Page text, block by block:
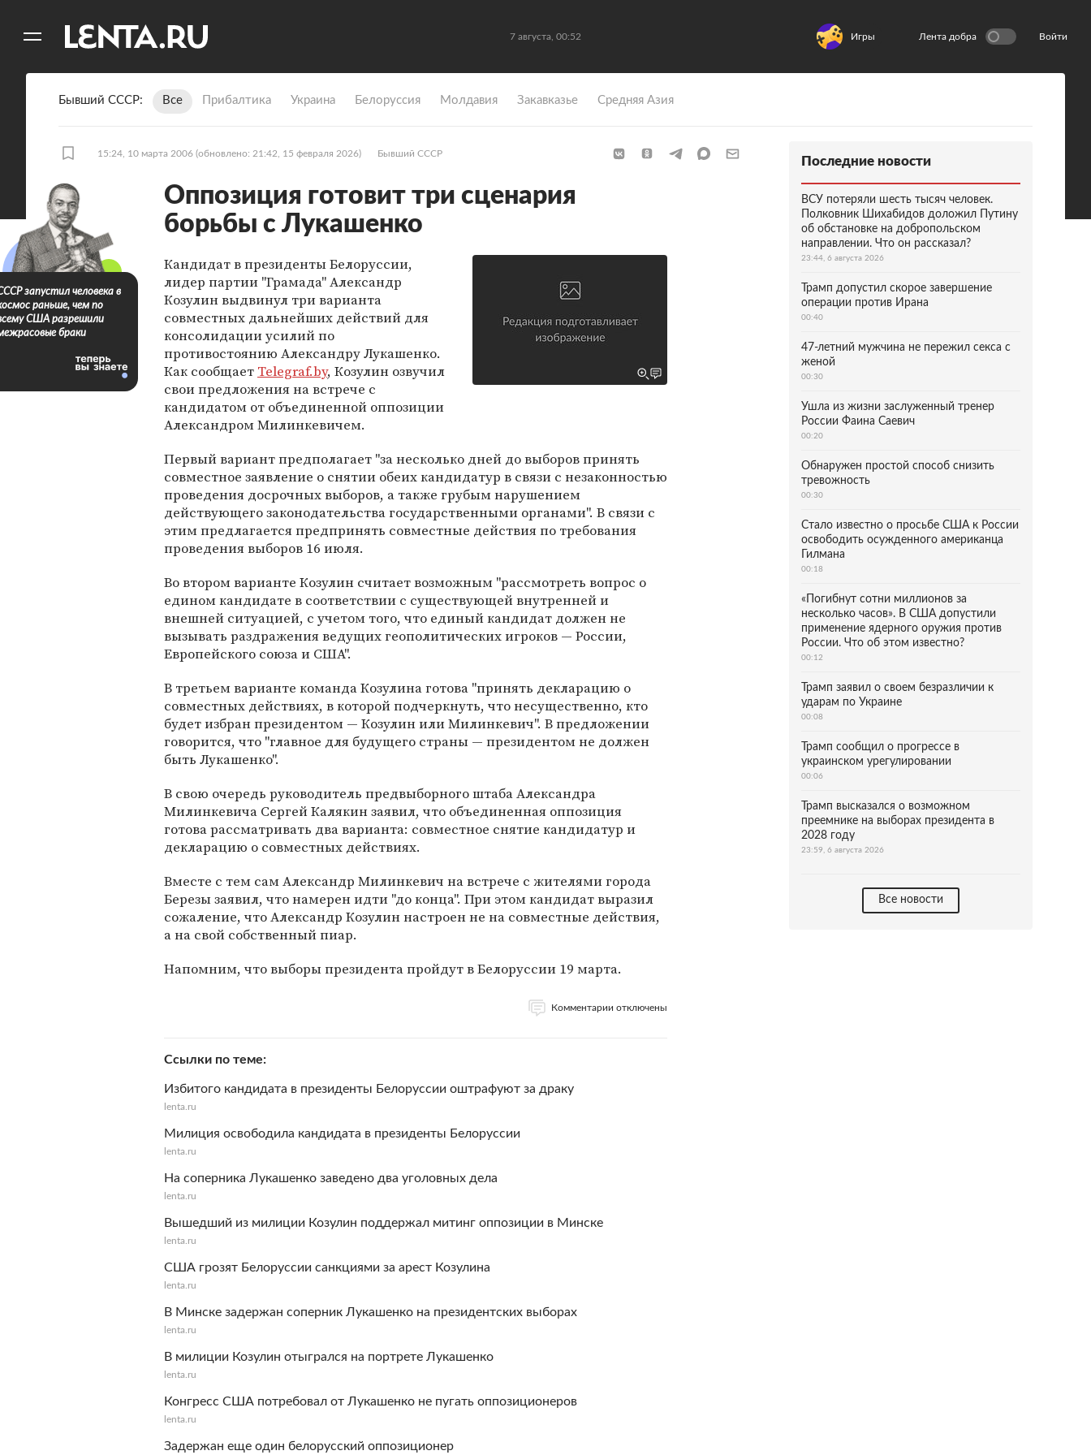
7 августа, 00:52 Игры Лента добра Войти
Бывший СССР Все Прибалтика Украина Белоруссия Молдавия Закавказье Средняя Азия
15:24, 10 марта 2006 (обновлено: 21:42, 15 февраля 2026) Бывший СССР
Оппозиция готовит три сценария
борьбы с Лукашенко
Кандидат в президенты Белоруссии,
лидер партии "Грамада" Александр
Козулин выдвинул три варианта
совместных дальнейших действий для
консолидации усилий по
противостоянию Александру Лукашенко.
Как сообщает Telegraf.by, Козулин озвучил
свои предложения на встрече с
кандидатом от объединенной оппозиции
Александром Милинкевичем.
Первый вариант предполагает "за несколько дней до выборов принять
совместное заявление о снятии обеих кандидатур в связи с незаконностью
проведения досрочных выборов, а также грубым нарушением
действующего законодательства государственными органами". В связи с
этим предлагается предпринять совместные действия по требования
проведения выборов 16 июля.
Во втором варианте Козулин считает возможным "рассмотреть вопрос о
едином кандидате в соответствии с существующей внутренней и
внешней ситуацией, с учетом того, что единый кандидат должен не
вызывать раздражения ведущих геополитических игроков — России,
Европейского союза и США".
В третьем варианте команда Козулина готова "принять декларацию о
совместных действиях, в которой подчеркнуть, что несущественно, кто
будет избран президентом — Козулин или Милинкевич". В предложении
говорится, что "главное для будущего страны — президентом не должен
быть Лукашенко".
В свою очередь руководитель предвыборного штаба Александра
Милинкевича Сергей Калякин заявил, что объединенная оппозиция
готова рассматривать два варианта: совместное снятие кандидатур и
декларацию о совместных действиях.
Вместе с тем сам Александр Милинкевич на встрече с жителями города
Березы заявил, что намерен идти "до конца". При этом кандидат выразил
сожаление, что Александр Козулин настроен не на совместные действия,
а на свой собственный пиар.
Напомним, что выборы президента пройдут в Белоруссии 19 марта.
Комментарии отключены
Ссылки по теме
Избитого кандидата в президенты Белоруссии оштрафуют за драку
lenta.ru
Милиция освободила кандидата в президенты Белоруссии
lenta.ru
На соперника Лукашенко заведено два уголовных дела
lenta.ru
Вышедший из милиции Козулин поддержал митинг оппозиции в Минске
lenta.ru
США грозят Белоруссии санкциями за арест Козулина
lenta.ru
В Минске задержан соперник Лукашенко на президентских выборах
lenta.ru
В милиции Козулин отыгрался на портрете Лукашенко
lenta.ru
Конгресс США потребовал от Лукашенко не пугать оппозиционеров
lenta.ru
Задержан еще один белорусский оппозиционер
запустил человека в
раньше, чем по
США разрешили
браки
Последние новости
ВСУ потеряли шесть тысяч человек.
Полковник Шихабидов доложил Путину
об обстановке на добропольском
направлении. Что он рассказал?
23:44, 6 августа 2026
Трамп допустил скорое завершение
операции против Ирана
00:40
47-летний мужчина не пережил секса с
женой
00:30
Ушла из жизни заслуженный тренер
России Фаина Саевич
00:20
Обнаружен простой способ снизить
тревожность
00:30
Стало известно о просьбе США к России
освободить осужденного американца
Гилмана
00:18
«Погибнут сотни миллионов за
несколько часов». В США допустили
применение ядерного оружия против
России. Что об этом известно?
00:12
Трамп заявил о своем безразличии к
ударам по Украине
00:08
Трамп сообщил о прогрессе в
украинском урегулировании
00:06
Трамп высказался о возможном
преемнике на выборах президента в
2028 году
23:59, 6 августа 2026
Все новости